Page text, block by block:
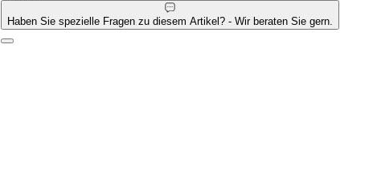
Haben Sie spezielle Fragen zu diesem Artikel? - Wir beraten Sie gern.